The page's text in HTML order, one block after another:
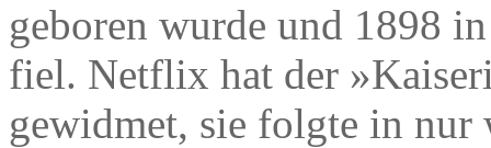
geboren wurde und 1898
fiel. Netflix hat der
gewidmet, sie folgte in nur